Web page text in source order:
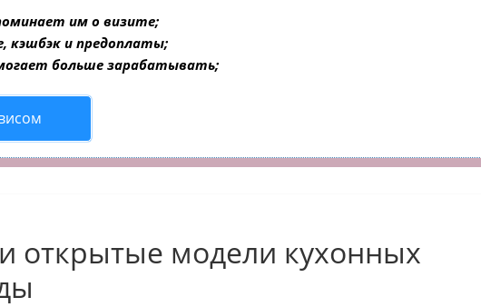
им о визите;
кэшбэк и предоплаты;
больше зарабатывать;
открытые модели кухонных